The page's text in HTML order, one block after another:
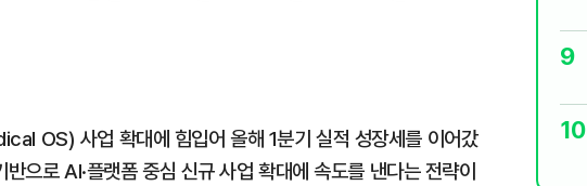
OS) 사업 확대에 힘입어 올해 1분기 실적 성장세를 이어갔
으로 AI·플랫폼 중심 신규 사업 확대에 속도를 낸다는 전략이
5
김민석, 제주·인천서 정청래 누르고 1위…
누적 결과도 金 선두
9
10